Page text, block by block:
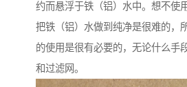
约而悬浮于铁（铝）水中。想不使
把铁（铝）水做到纯净是很难的，
的使用是很有必要的，无论什么手
和过滤网。